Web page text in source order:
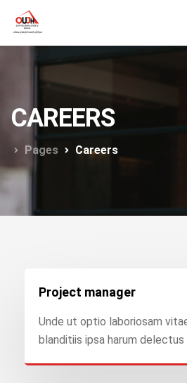
CAREERS
Pages Careers
Project manager
Unde ut optio laboriosam
blanditiis ipsa harum